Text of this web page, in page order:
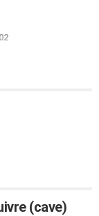
(cave)